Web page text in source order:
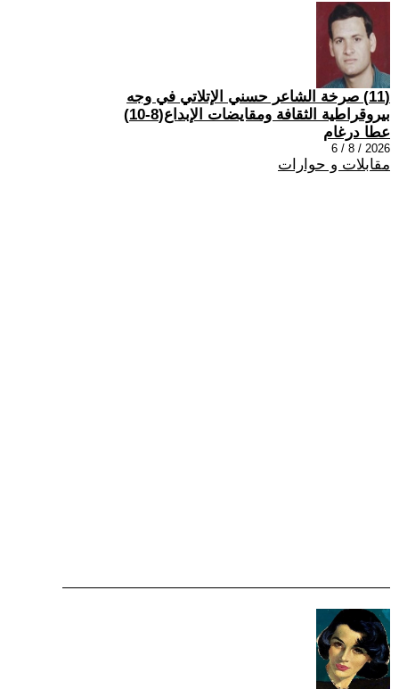
(11) صرخة الشاعر حسني الإتلاتي في وجه
بيروقراطية الثقافة ومقايضات الإبداع(8-10)
عطا درغام
2026 / 8 / 6
مقابلات و حوارات